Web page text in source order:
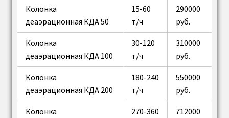
Комплектующие и запчасти к деаэраторам
(ДА, БДА, КДА и др.)
Батарейный циклон бц
экономайзер бвэс
Колонка
деаэрационная КДА 50
15-60
т/ч
290000
руб.
Колонка
деаэрационная КДА 100
30-120
т/ч
310000
руб.
Колонка
деаэрационная КДА 200
180-240
т/ч
550000
руб.
Колонка
270-360
712000